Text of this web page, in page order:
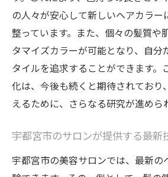
の人々が安心して新しいヘアカラー
整っています。また、個々の髪質や
タマイズカラーが可能となり、自分
タイルを追求することができます。
化は、今後も続くと期待されており
えるために、さらなる研究が進めら
宇都宮市のサロンが提供する最新
宇都宮市の美容サロンでは、最新の